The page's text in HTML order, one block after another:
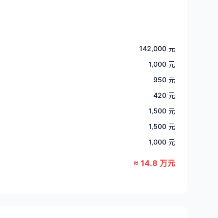
142,000 元
1,000 元
950 元
420 元
1,500 元
1,500 元
1,000 元
≈ 14.8 万元